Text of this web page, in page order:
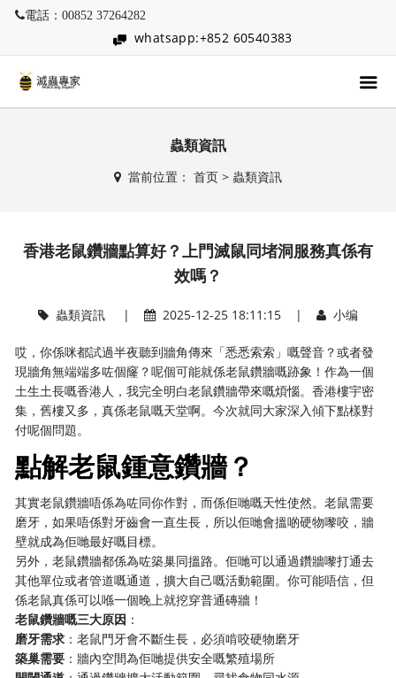
電話：00852 37264282
whatsapp:+852 60540383
蟲類資訊
當前位置： 首页> 蟲類資訊
香港老鼠鑽牆點算好？上門滅鼠同堵洞服務真係有
效嗎？
蟲類資訊| 2025-12-25 18:11:15 | 小编
哎，你係咪都試過半夜聽到牆角傳來「悉悉索索」嘅聲音？或者發
現牆角無端端多咗個窿？呢個可能就係老鼠鑽牆嘅跡象！作為一個
土生土長嘅香港人，我完全明白老鼠鑽牆帶來嘅煩惱。香港樓宇密
集，舊樓又多，真係老鼠嘅天堂啊。今次就同大家深入傾下點樣對
付呢個問題。
點解老鼠鍾意鑽牆？
其實老鼠鑽牆唔係為咗同你作對，而係佢哋嘅天性使然。老鼠需要
磨牙，如果唔係對牙齒會一直生長，所以佢哋會搵啲硬物嚟咬，牆
壁就成為佢哋最好嘅目標。
另外，老鼠鑽牆都係為咗築巢同搵路。佢哋可以通過鑽牆嚟打通去
其他單位或者管道嘅通道，擴大自己嘅活動範圍。你可能唔信，但
係老鼠真係可以喺一個晚上就挖穿普通磚牆！
老鼠鑽牆嘅三大原因 ：
磨牙需求 ：老鼠門牙會不斷生長，必須啃咬硬物磨牙
築巢需要 ：牆內空間為佢哋提供安全嘅繁殖場所